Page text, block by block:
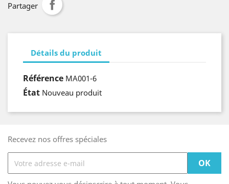
Partager
Détails du produit
Référence MA001-6
État Nouveau produit
Recevez nos offres spéciales